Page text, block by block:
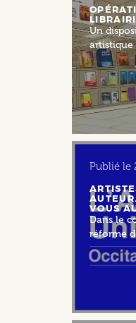
Un
artistique
Publié le
VOUS
Dans le
réforme